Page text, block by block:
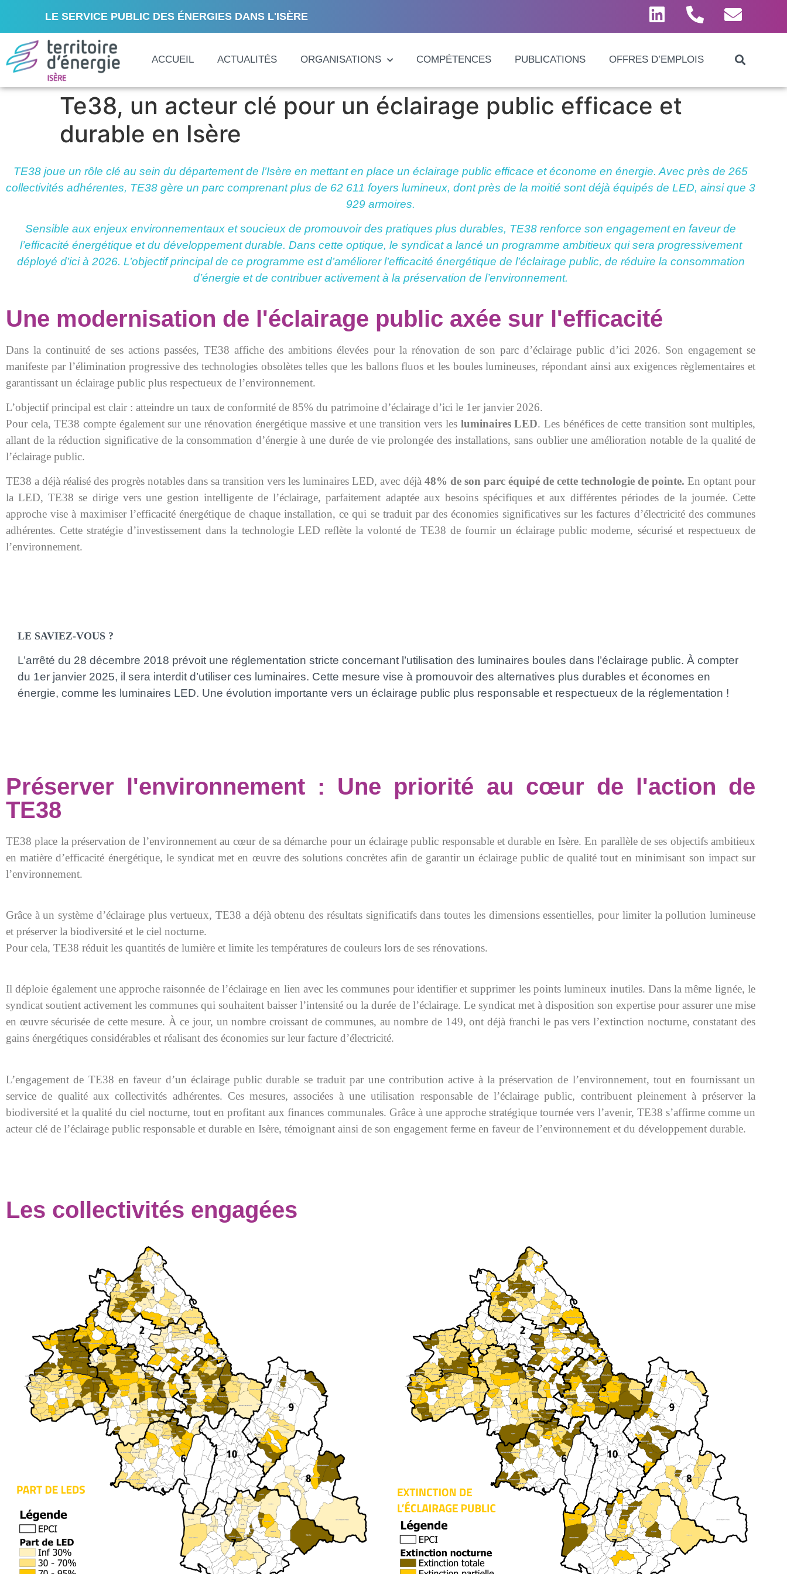
LE SERVICE PUBLIC DES ÉNERGIES DANS L'ISÈRE
ACCUEIL ACTUALITÉS ORGANISATIONS COMPÉTENCES PUBLICATIONS OFFRES D’EMPLOIS
Te38, un acteur clé pour un éclairage public efficace et
durable en Isère
TE38 joue un rôle clé au sein du département de l’Isère en mettant en place un éclairage public efficace et économe en énergie. Avec près de 265
collectivités adhérentes, TE38 gère un parc comprenant plus de 62 611 foyers lumineux, dont près de la moitié sont déjà équipés de LED, ainsi que 3
929 armoires.
Sensible aux enjeux environnementaux et soucieux de promouvoir des pratiques plus durables, TE38 renforce son engagement en faveur de
l’efficacité énergétique et du développement durable. Dans cette optique, le syndicat a lancé un programme ambitieux qui sera progressivement
déployé d’ici à 2026. L’objectif principal de ce programme est d’améliorer l’efficacité énergétique de l’éclairage public, de réduire la consommation
d’énergie et de contribuer activement à la préservation de l’environnement.
Une modernisation de l'éclairage public axée sur l'efficacité
Dans la continuité de ses actions passées, TE38 affiche des ambitions élevées pour la rénovation de son parc d’éclairage public d’ici 2026. Son engagement se
manifeste par l’élimination progressive des technologies obsolètes telles que les ballons fluos et les boules lumineuses, répondant ainsi aux exigences règlementaires et
garantissant un éclairage public plus respectueux de l’environnement.
L’objectif principal est clair : atteindre un taux de conformité de 85% du patrimoine d’éclairage d’ici le 1er janvier 2026.
Pour cela, TE38 compte également sur une rénovation énergétique massive et une transition vers les luminaires LED. Les bénéfices de cette transition sont multiples,
allant de la réduction significative de la consommation d’énergie à une durée de vie prolongée des installations, sans oublier une amélioration notable de la qualité de
l’éclairage public.
TE38 a déjà réalisé des progrès notables dans sa transition vers les luminaires LED, avec déjà 48% de son parc équipé de cette technologie de pointe. En optant pour
la LED, TE38 se dirige vers une gestion intelligente de l’éclairage, parfaitement adaptée aux besoins spécifiques et aux différentes périodes de la journée. Cette
approche vise à maximiser l’efficacité énergétique de chaque installation, ce qui se traduit par des économies significatives sur les factures d’électricité des communes
adhérentes. Cette stratégie d’investissement dans la technologie LED reflète la volonté de TE38 de fournir un éclairage public moderne, sécurisé et respectueux de
l’environnement.
LE SAVIEZ-VOUS ?
L’arrêté du 28 décembre 2018 prévoit une réglementation stricte concernant l’utilisation des luminaires boules dans l’éclairage public. À compter
du 1er janvier 2025, il sera interdit d’utiliser ces luminaires. Cette mesure vise à promouvoir des alternatives plus durables et économes en
énergie, comme les luminaires LED. Une évolution importante vers un éclairage public plus responsable et respectueux de la réglementation !
Préserver l'environnement : Une priorité au cœur de l'action de
TE38
TE38 place la préservation de l’environnement au cœur de sa démarche pour un éclairage public responsable et durable en Isère. En parallèle de ses objectifs ambitieux
en matière d’efficacité énergétique, le syndicat met en œuvre des solutions concrètes afin de garantir un éclairage public de qualité tout en minimisant son impact sur
l’environnement.
Grâce à un système d’éclairage plus vertueux, TE38 a déjà obtenu des résultats significatifs dans toutes les dimensions essentielles, pour limiter la pollution lumineuse
et préserver la biodiversité et le ciel nocturne.
Pour cela, TE38 réduit les quantités de lumière et limite les températures de couleurs lors de ses rénovations.
Il déploie également une approche raisonnée de l’éclairage en lien avec les communes pour identifier et supprimer les points lumineux inutiles. Dans la même lignée, le
syndicat soutient activement les communes qui souhaitent baisser l’intensité ou la durée de l’éclairage. Le syndicat met à disposition son expertise pour assurer une mise
en œuvre sécurisée de cette mesure. À ce jour, un nombre croissant de communes, au nombre de 149, ont déjà franchi le pas vers l’extinction nocturne, constatant des
gains énergétiques considérables et réalisant des économies sur leur facture d’électricité.
L’engagement de TE38 en faveur d’un éclairage public durable se traduit par une contribution active à la préservation de l’environnement, tout en fournissant un
service de qualité aux collectivités adhérentes. Ces mesures, associées à une utilisation responsable de l’éclairage public, contribuent pleinement à préserver la
biodiversité et la qualité du ciel nocturne, tout en profitant aux finances communales. Grâce à une approche stratégique tournée vers l’avenir, TE38 s’affirme comme un
acteur clé de l’éclairage public responsable et durable en Isère, témoignant ainsi de son engagement ferme en faveur de l’environnement et du développement durable.
Les collectivités engagées